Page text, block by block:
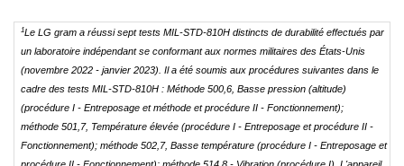
1Le LG gram a réussi sept tests MIL-STD-810H distincts de durabilité effectués par
un laboratoire indépendant se conformant aux normes militaires des États-Unis
(novembre 2022 - janvier 2023). Il a été soumis aux procédures suivantes dans le
cadre des tests MIL-STD-810H : Méthode 500,6, Basse pression (altitude)
(procédure I - Entreposage et méthode et procédure II - Fonctionnement);
méthode 501,7, Température élevée (procédure I - Entreposage et procédure II -
Fonctionnement); méthode 502,7, Basse température (procédure I - Entreposage et
procédure II - Fonctionnement); méthode 514,8 - Vibration (procédure I). L'appareil